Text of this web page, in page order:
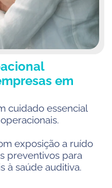
em
cuidado essencial
exposição a ruído
preventivos para
à saúde auditiva.